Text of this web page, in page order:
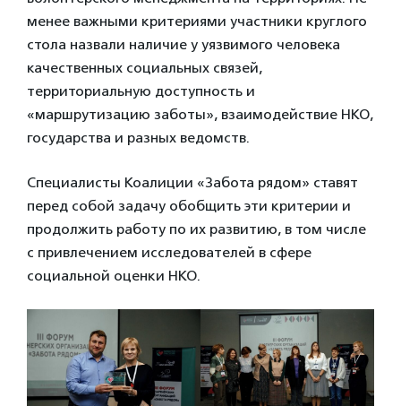
менее важными критериями участники круглого
стола назвали наличие у уязвимого человека
качественных социальных связей,
территориальную доступность и
«маршрутизацию заботы», взаимодействие НКО,
государства и разных ведомств.
Специалисты Коалиции «Забота рядом» ставят
перед собой задачу обобщить эти критерии и
продолжить работу по их развитию, в том числе
с привлечением исследователей в сфере
социальной оценки НКО.